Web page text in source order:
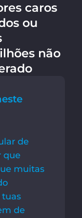
caros
ou
não
de
que
muitas
tuas
de